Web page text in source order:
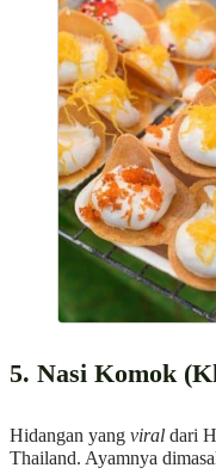
5. Nasi Komok
Hidangan yang viral dari
Thailand. Ayamnya